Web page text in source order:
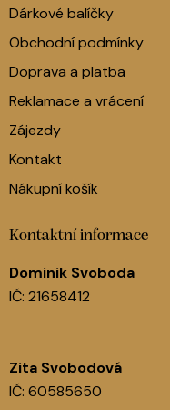
Dárkové balíčky
Obchodní podmínky
Doprava a platba
Reklamace a vrácení
Zájezdy
Kontakt
Nákupní košík
Kontaktní informace
Dominik Svoboda
IČ: 21658412
Zita Svobodová
IČ: 60585650